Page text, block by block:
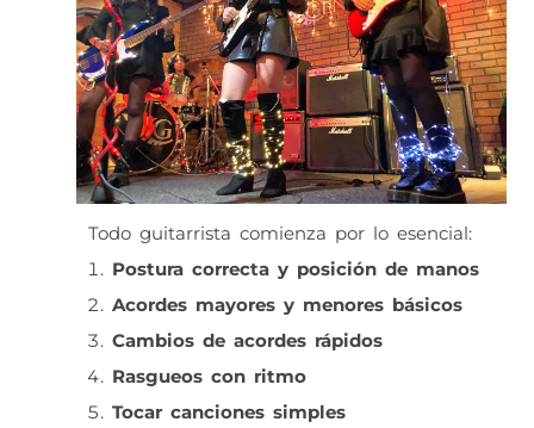
Todo guitarrista comienza por lo esencial:
Postura correcta y posición de manos
Acordes mayores y menores básicos
Cambios de acordes rápidos
Rasgueos con ritmo
Tocar canciones simples